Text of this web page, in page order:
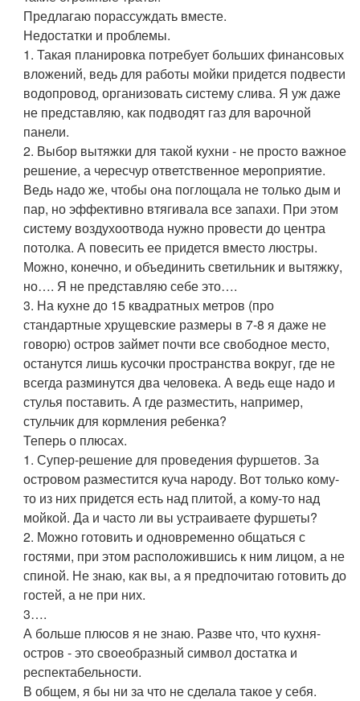
Предлагаю порассуждать вместе.
Недостатки и проблемы.
1. Такая планировка потребует больших финансовых
вложений, ведь для работы мойки придется подвести
водопровод, организовать систему слива. Я уж даже
не представляю, как подводят газ для варочной
панели.
2. Выбор вытяжки для такой кухни - не просто важное
решение, а чересчур ответственное мероприятие.
Ведь надо же, чтобы она поглощала не только дым и
пар, но эффективно втягивала все запахи. При этом
систему воздухоотвода нужно провести до центра
потолка. А повесить ее придется вместо люстры.
Можно, конечно, и объединить светильник и вытяжку,
но…. Я не представляю себе это….
3. На кухне до 15 квадратных метров (про
стандартные хрущевские размеры в 7-8 я даже не
говорю) остров займет почти все свободное место,
останутся лишь кусочки пространства вокруг, где не
всегда разминутся два человека. А ведь еще надо и
стулья поставить. А где разместить, например,
стульчик для кормления ребенка?
Теперь о плюсах.
1. Супер-решение для проведения фуршетов. За
островом разместится куча народу. Вот только кому-
то из них придется есть над плитой, а кому-то над
мойкой. Да и часто ли вы устраиваете фуршеты?
2. Можно готовить и одновременно общаться с
гостями, при этом расположившись к ним лицом, а не
спиной. Не знаю, как вы, а я предпочитаю готовить до
гостей, а не при них.
3….
А больше плюсов я не знаю. Разве что, что кухня-
остров - это своеобразный символ достатка и
респектабельности.
В общем, я бы ни за что не сделала такое у себя.